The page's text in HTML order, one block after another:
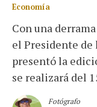
Economía
Con una
el Presidente de
presentó la
se realizará del
Fotógrafo